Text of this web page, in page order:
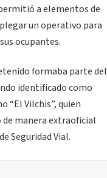
a elementos de
un operativo para
ocupantes.
formaba parte del
identificado como
“El Vilchis”, quien
manera extraoficial
Seguridad Vial.